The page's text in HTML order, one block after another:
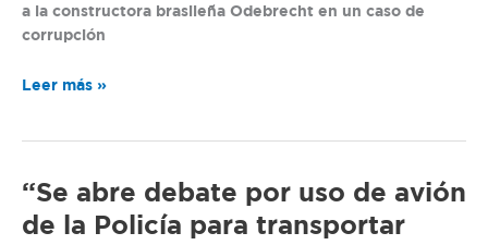
a la constructora brasileña Odebrecht en un caso de
corrupción
funcionarios
de
Leer más »
“Se abre debate por uso de avión
de la Policía para transportar
“Se
abre
debate